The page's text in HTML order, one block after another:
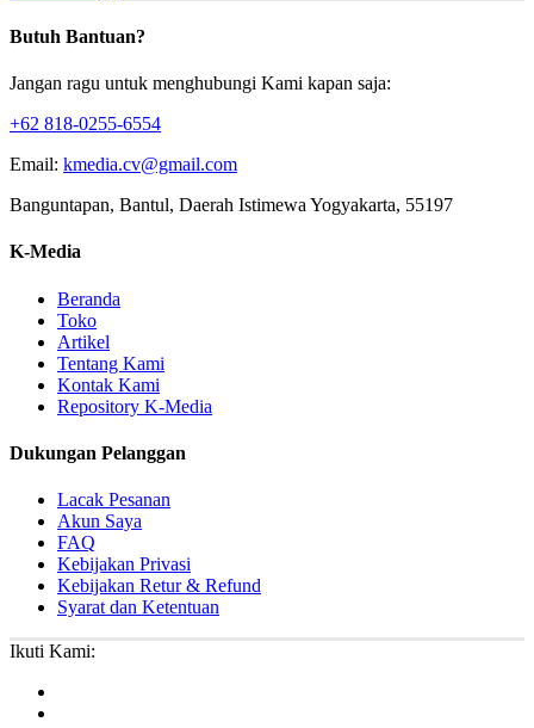
Butuh Bantuan?
Jangan ragu untuk menghubungi Kami kapan saja:
+62 818-0255-6554
Email: kmedia.cv@gmail.com
Banguntapan, Bantul, Daerah Istimewa Yogyakarta, 55197
K-Media
Beranda
Toko
Artikel
Tentang Kami
Kontak Kami
Repository K-Media
Dukungan Pelanggan
Lacak Pesanan
Akun Saya
FAQ
Kebijakan Privasi
Kebijakan Retur & Refund
Syarat dan Ketentuan
Ikuti Kami: